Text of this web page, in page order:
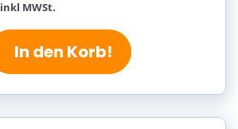
inkl MWSt.
In den Korb!